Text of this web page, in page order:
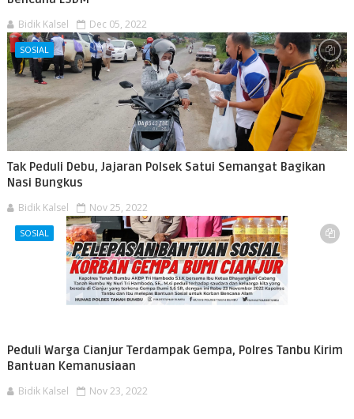
Bidik Kalsel Dec 05, 2022
SOSIAL
Tak Peduli Debu, Jajaran Polsek Satui Semangat Bagikan
Nasi Bungkus
Bidik Kalsel Nov 25, 2022
SOSIAL
Peduli Warga Cianjur Terdampak Gempa, Polres Tanbu Kirim
Bantuan Kemanusiaan
Bidik Kalsel Nov 23, 2022